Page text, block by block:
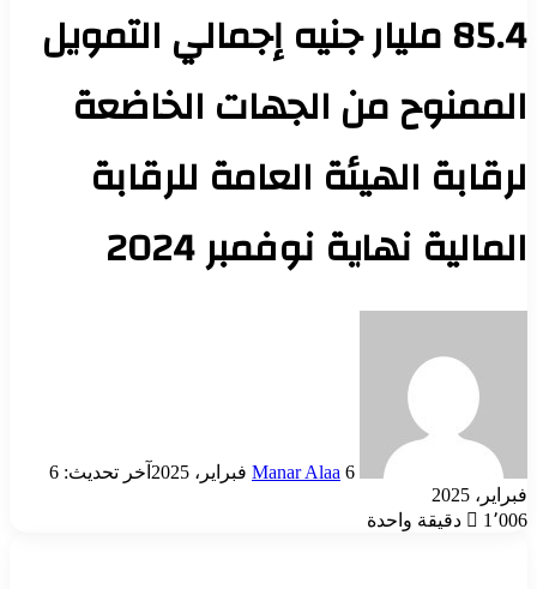
85.4 مليار جنيه إجمالي التمويل
الممنوح من الجهات الخاضعة
لرقابة الهيئة العامة للرقابة
المالية نهاية نوفمبر 2024
Manar Alaa 6 فبراير، 2025
آخر تحديث: 6
فبراير، 2025
1٬006
دقيقة واحدة